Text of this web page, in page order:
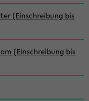
(Einschreibung bis
(Einschreibung bis